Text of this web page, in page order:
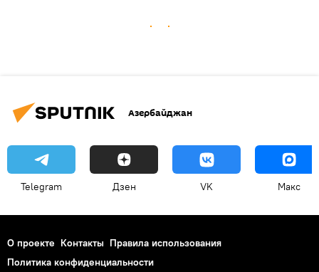
Азербайджан
Telegram Дзен VK Макс
О проекте Контакты Правила использования
Политика конфиденциальности